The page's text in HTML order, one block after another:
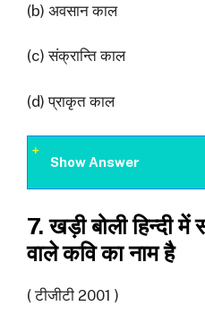
(b) अवसान काल
(c) संक्रान्ति काल
(d) प्राकृत काल
Show Answer
7. खड़ी बोली हिन्दी
वाले कवि का नाम है
( टीजीटी 2001 )